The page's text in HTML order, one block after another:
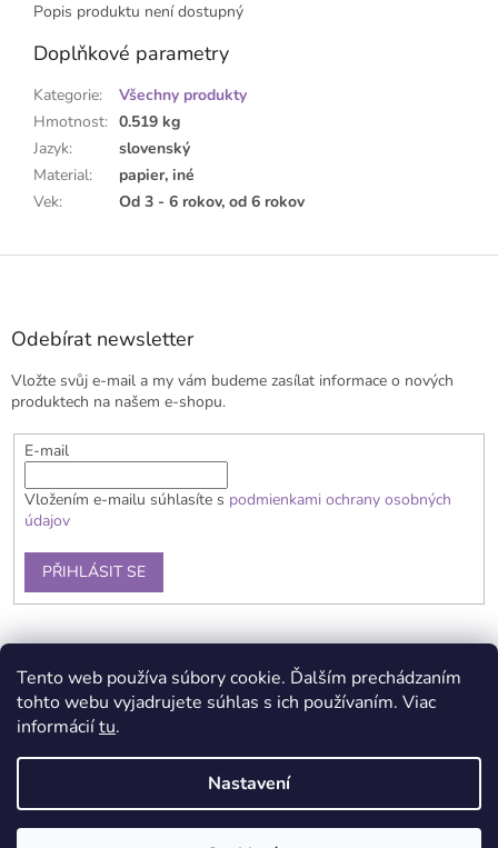
Tento web používa súbory cookie. Ďalším prechádzaním
tohto webu vyjadrujete súhlas s ich používaním. Viac
informáciítu.
Nastavení
Popis produktu není dostupný
Doplňkové parametry
Kategorie:
Všechny produkty
Hmotnost: 0.519 kg
Jazyk:
slovenský
Material:
papier, iné
Vek: Od 3 - 6 rokov, od 6 rokov
Z
Odebírat newsletter
Vložte svůj e-mail a my vám budeme zasílat informace o nových
produktech na našem e-shopu.
E-mail
Vložením e-mailu súhlasíte s podmienkami ochrany osobných
údajov
PŘIHLÁSIT SE
Kontakty
Podmínka ochrany osobních údajů
Vytvořil Shoptet